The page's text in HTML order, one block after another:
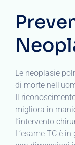
Le neoplasie
di morte
Il
migliora in
l’intervento
L’esame TC è